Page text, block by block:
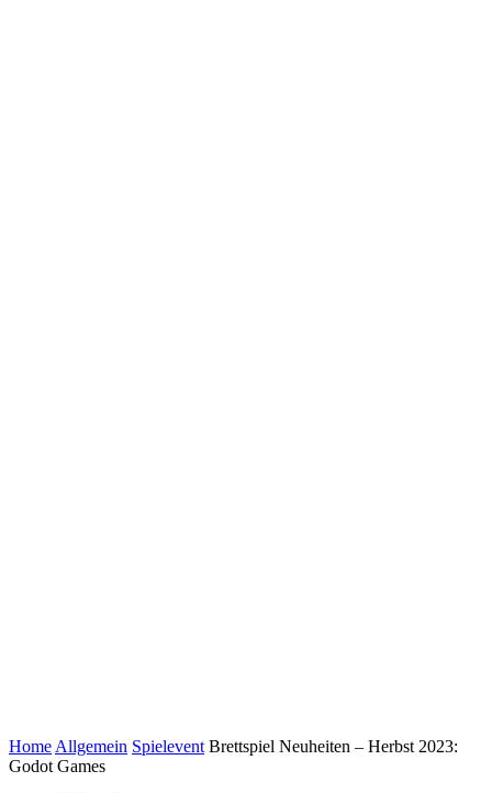
Home Allgemein Spielevent Brettspiel Neuheiten – Herbst 2023:
Godot Games